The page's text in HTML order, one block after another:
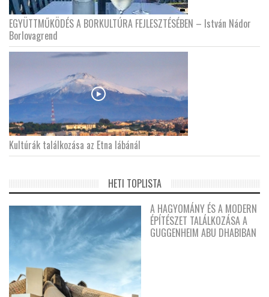
EGYÜTTMŰKÖDÉS A BORKULTÚRA FEJLESZTÉSÉBEN – István Nádor
Borlovagrend
Kultúrák találkozása az Etna lábánál
HETI TOPLISTA
A HAGYOMÁNY ÉS A MODERN
ÉPÍTÉSZET TALÁLKOZÁSA A
GUGGENHEIM ABU DHABIBAN